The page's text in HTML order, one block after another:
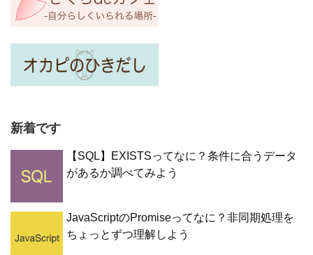
新着です
【SQL】EXISTSってなに？条件に合うデータ
があるか調べてみよう
JavaScriptのPromiseってなに？非同期処理を
ちょっとずつ理解しよう